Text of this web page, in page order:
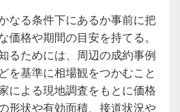
なる条件下にあるか事前に把
価格や期間の目安を持てる。
るためには、周辺の成約事例
を基準に相場観をつかむこと
による現地調査をもとに価格
形状や有効面積、接道状況や